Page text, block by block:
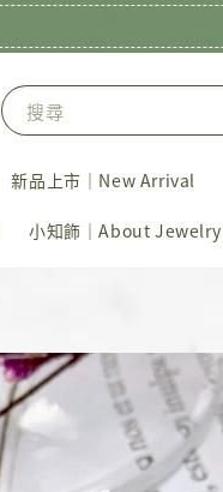
搜尋
新品上市｜New Arrival
小知飾｜About Jewelry